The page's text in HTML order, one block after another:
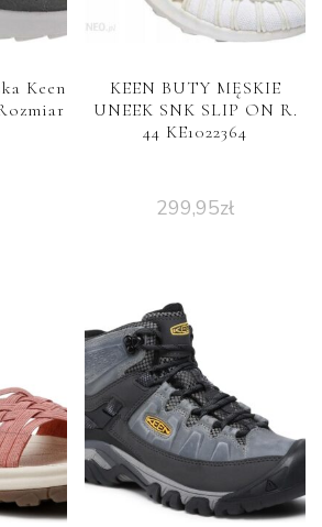
Keen
KEEN BUTY MĘSKIE
UNEEK SNK SLIP ON R.
44 KE1022364
299,95zł